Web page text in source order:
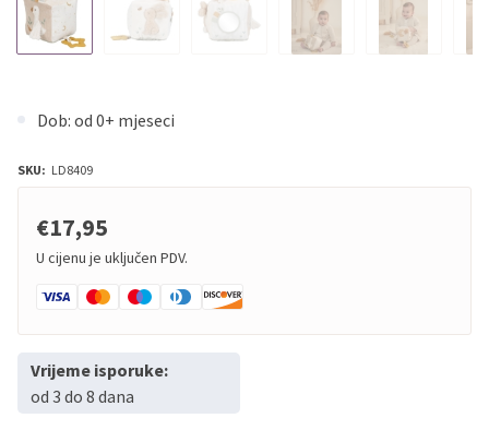
Dob: od 0+ mjeseci
SKU: LD8409
€17,95
U cijenu je uključen PDV.
Vrijeme isporuke:
od 3 do 8 dana